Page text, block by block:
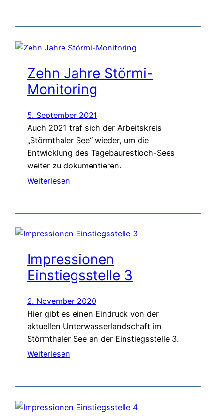
Zehn Jahre Störmi-
Monitoring
5. September 2021
Auch 2021 traf sich der Arbeitskreis
„Störmthaler See“ wieder, um die
Entwicklung des Tagebaurestloch-Sees
weiter zu dokumentieren.
Weiterlesen
Impressionen
Einstiegsstelle 3
2. November 2020
Hier gibt es einen Eindruck von der
aktuellen Unterwasserlandschaft im
Störmthaler See an der Einstiegsstelle 3.
Weiterlesen